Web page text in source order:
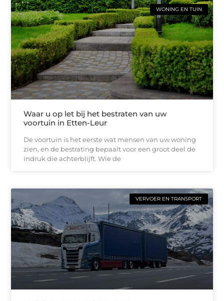
WONING EN TUIN
Waar u op let bij het bestraten van uw
voortuin in Etten-Leur
De voortuin is het eerste wat mensen van uw woning
zien, en de bestrating bepaalt voor een groot deel de
indruk die achterblijft. Wie de
VERVOER EN TRANSPORT